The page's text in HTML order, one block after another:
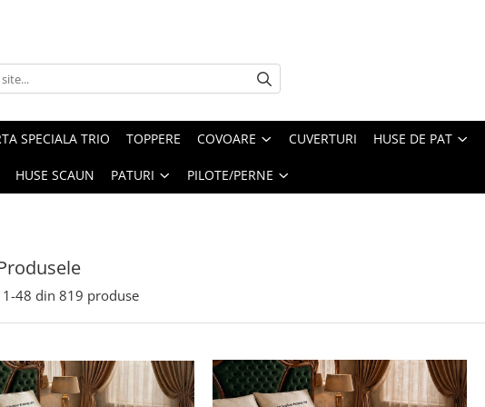
SPECIALA TRIO TOPPERE COVOARE CUVERTURI HUSE DE PAT
HUSE SCAUN PATURI PILOTE/PERNE
1-48 din 819 produse